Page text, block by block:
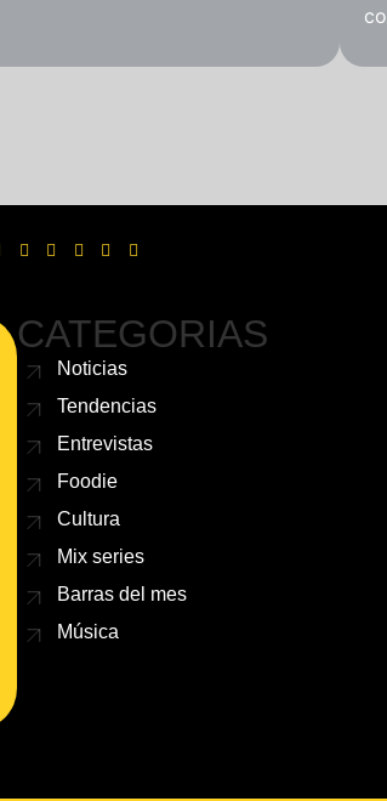
CATEGORIAS
Noticias
Tendencias
Entrevistas
Foodie
Cultura
Mix series
Barras del mes
Música